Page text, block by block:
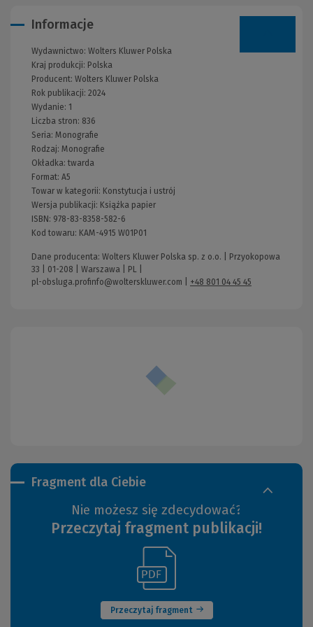
Fragment dla Ciebie
Nie możesz się zdecydować?
Przeczytaj fragment publikacji!
Przeczytaj fragment
(Nowe
okno)
innej
Informacje
Wydawnictwo: Wolters Kluwer Polska
Kraj produkcji: Polska
Producent: Wolters Kluwer Polska
Rok publikacji: 2024
Wydanie: 1
Liczba stron: 836
Seria: Monografie
Rodzaj: Monografie
Okładka:twarda
Format: A5
Towar w kategorii: Konstytucja i ustrój
Wersja publikacji: Książka papier
ISBN: 978-83-8358-582-6
Kod towaru: KAM-4915 W01P01
Dane producenta: Wolters Kluwer Polska sp. z o.o. | Przyokopowa
33 | 01-208 | Warszawa | PL |
pl-obsluga.profinfo@wolterskluwer.com
+48 801 04 45 45